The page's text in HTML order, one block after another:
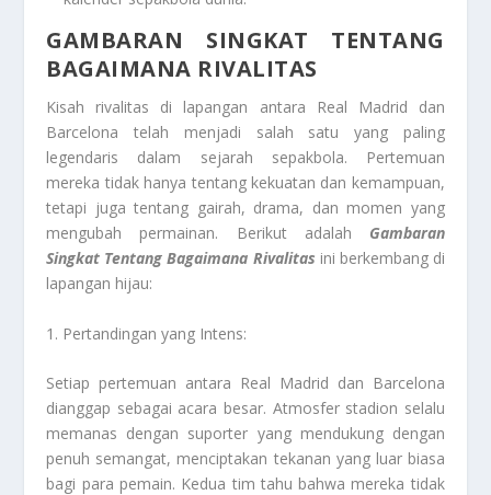
GAMBARAN SINGKAT TENTANG
BAGAIMANA RIVALITAS
Kisah rivalitas di lapangan antara Real Madrid dan
Barcelona telah menjadi salah satu yang paling
legendaris dalam sejarah sepakbola. Pertemuan
mereka tidak hanya tentang kekuatan dan kemampuan,
tetapi juga tentang gairah, drama, dan momen yang
mengubah permainan. Berikut adalah Gambaran
Singkat Tentang Bagaimana Rivalitas ini berkembang di
lapangan hijau:
1. Pertandingan yang Intens:
Setiap pertemuan antara Real Madrid dan Barcelona
dianggap sebagai acara besar. Atmosfer stadion selalu
memanas dengan suporter yang mendukung dengan
penuh semangat, menciptakan tekanan yang luar biasa
bagi para pemain. Kedua tim tahu bahwa mereka tidak